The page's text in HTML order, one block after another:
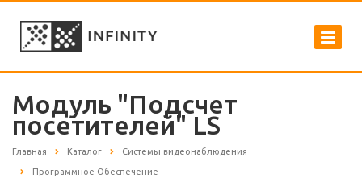
Модуль "Подсчет
посетителей" LS
Главная Каталог Системы видеонаблюдения
Программное Обеспечение